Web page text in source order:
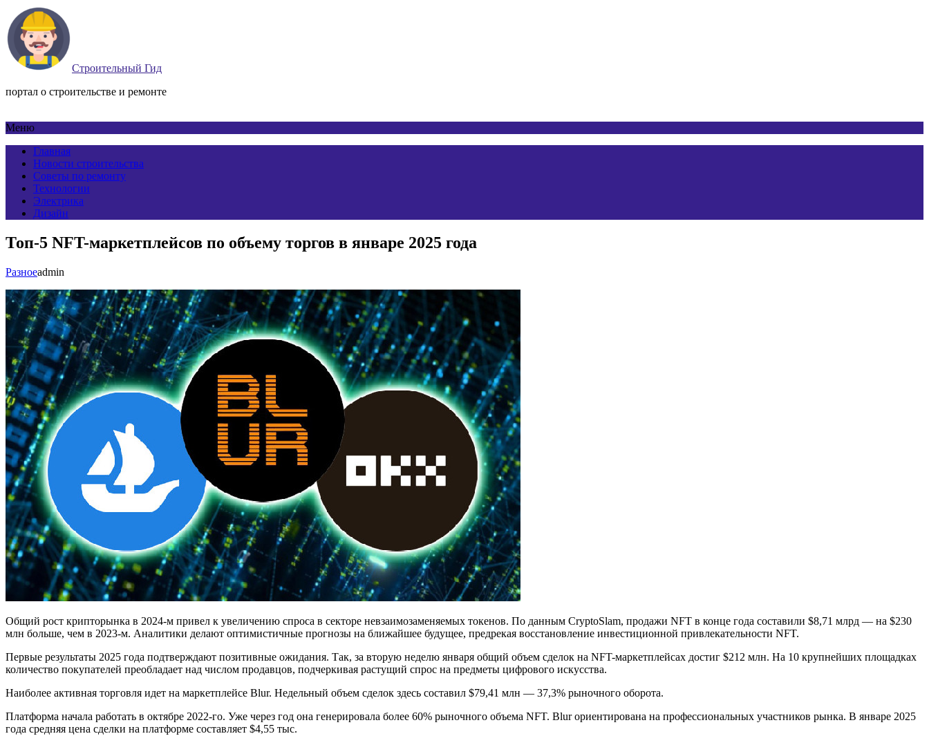
Строительный Гид
портал о строительстве и ремонте
Меню
Главная
Новости строительства
Советы по ремонту
Технологии
Электрика
Дизайн
Топ-5 NFT-маркетплейсов по объему торгов в январе 2025 года
Разноеadmin
Общий рост крипторынка в 2024-м привел к увеличению спроса в секторе невзаимозаменяемых токенов. По данным CryptoSlam, продажи NFT в конце года составили $8,71 млрд — на $230
млн больше, чем в 2023-м. Аналитики делают оптимистичные прогнозы на ближайшее будущее, предрекая восстановление инвестиционной привлекательности NFT.
Первые результаты 2025 года подтверждают позитивные ожидания. Так, за вторую неделю января общий объем сделок на NFT-маркетплейсах достиг $212 млн. На 10 крупнейших площадках
количество покупателей преобладает над числом продавцов, подчеркивая растущий спрос на предметы цифрового искусства.
Наиболее активная торговля идет на маркетплейсе Blur. Недельный объем сделок здесь составил $79,41 млн — 37,3% рыночного оборота.
Платформа начала работать в октябре 2022-го. Уже через год она генерировала более 60% рыночного объема NFT. Blur ориентирована на профессиональных участников рынка. В январе 2025
года средняя цена сделки на платформе составляет $4,55 тыс.